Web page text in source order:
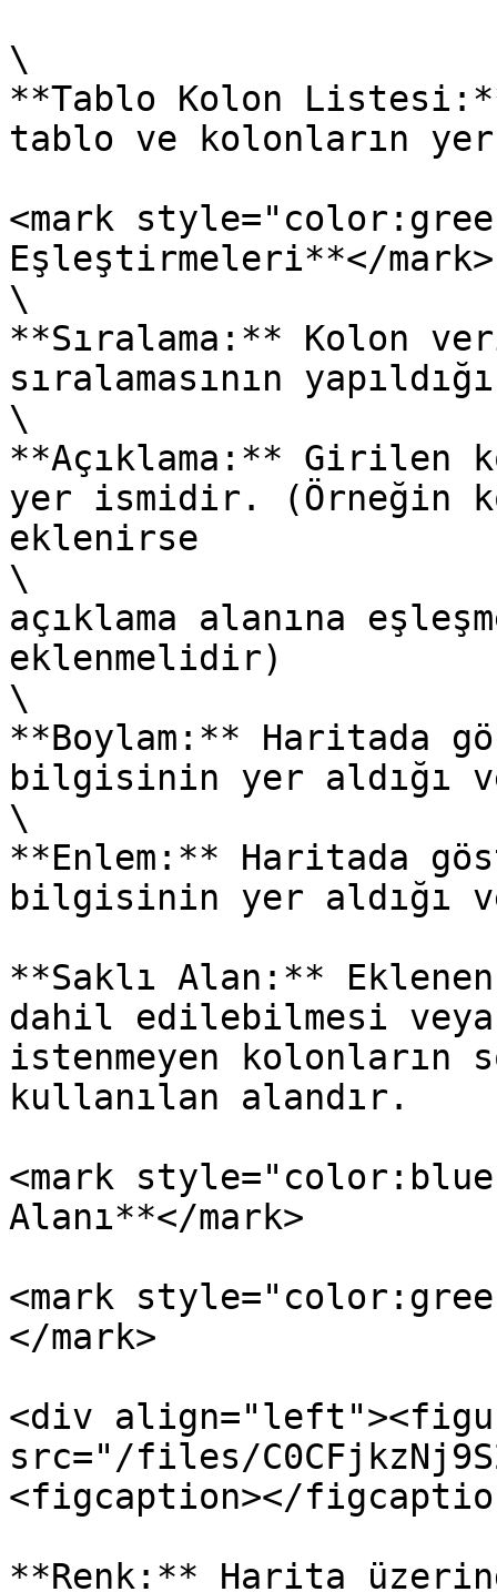
\
**Tablo Kolon
tablo ve kolonların yer
<mark
Eşleştirmeleri**</mark>
\
**Sıralama:** Kolon
sıralamasının
\
**Açıklama:** Girilen
yer ismidir. (Örneğin
eklenirse
\
açıklama alanına
eklenmelidir)
\
**Boylam:** Haritada
bilgisinin yer aldığı
\
**Enlem:** Haritada
bilgisinin yer aldığı
**Saklı Alan:**
dahil edilebilmesi
istenmeyen
kullanılan alandır.
<mark
Alanı**</mark>
<mark
</mark>
<div
src="/files/
<figcaption></
**Renk:** Harita